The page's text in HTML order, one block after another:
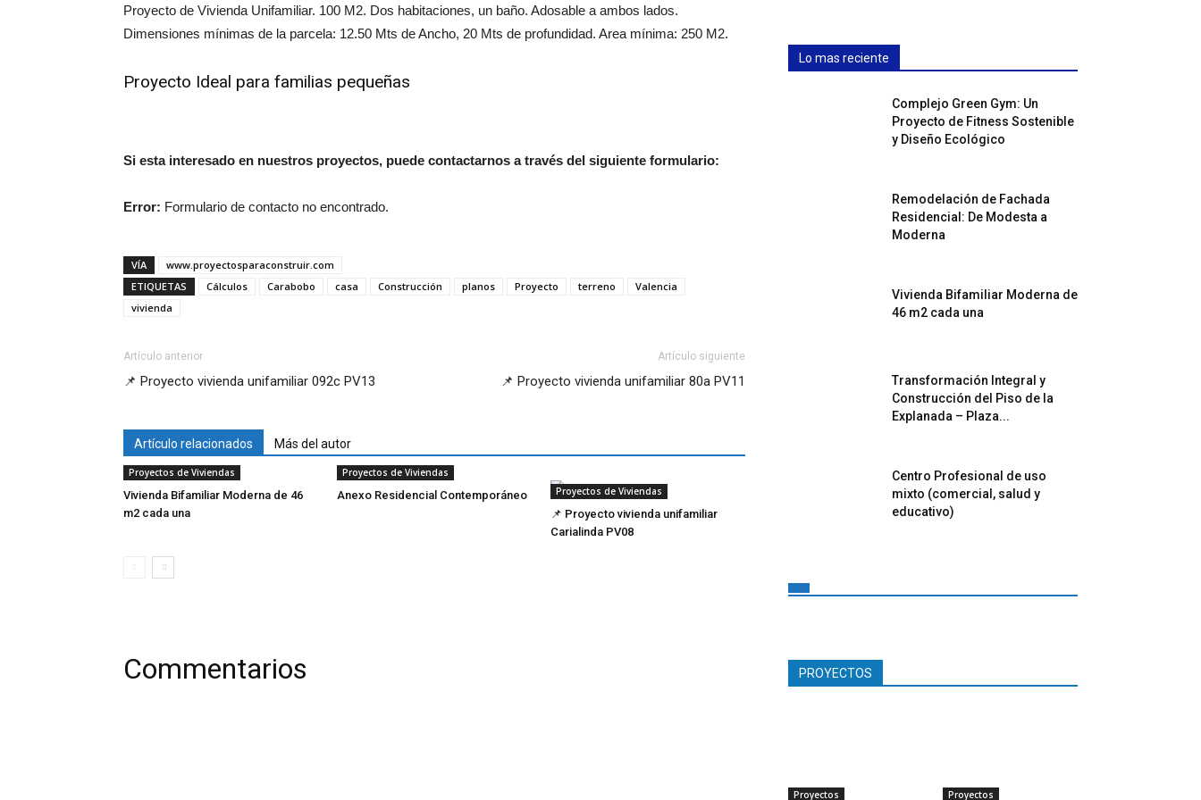
Proyecto de Vivienda Unifamiliar. 100 M2. Dos habitaciones, un baño. Adosable a ambos lados.
Dimensiones mínimas de la parcela: 12.50 Mts de Ancho, 20 Mts de profundidad. Area mínima: 250 M2.
Proyecto Ideal para familias pequeñas
Si esta interesado en nuestros proyectos, puede contactarnos a través del siguiente formulario:
Error: Formulario de contacto no encontrado.
VÍA
www.proyectosparaconstruir.com
ETIQUETAS
Cálculos Carabobo casa Construcción planos Proyecto terreno
Valencia
vivienda
Artículo anterior
📌 Proyecto vivienda unifamiliar 092c PV13
Artículo siguiente
📌 Proyecto vivienda unifamiliar 80a PV11
Artículo relacionados Más del autor
Proyectos de Viviendas
Vivienda Bifamiliar Moderna de 46
m2 cada una
Proyectos de Viviendas
Anexo Residencial Contemporáneo Proyectos de Viviendas
📌 Proyecto vivienda unifamiliar
Carialinda PV08
Commentarios
Lo mas reciente
Complejo Green Gym: Un
Proyecto de Fitness Sostenible
y Diseño Ecológico
Remodelación de Fachada
Residencial: De Modesta a
Moderna
Vivienda Bifamiliar Moderna de
46 m2 cada una
Transformación Integral y
Construcción del Piso de la
Explanada – Plaza...
Centro Profesional de uso
mixto (comercial, salud y
educativo)
PROYECTOS
Proyectos Proyectos